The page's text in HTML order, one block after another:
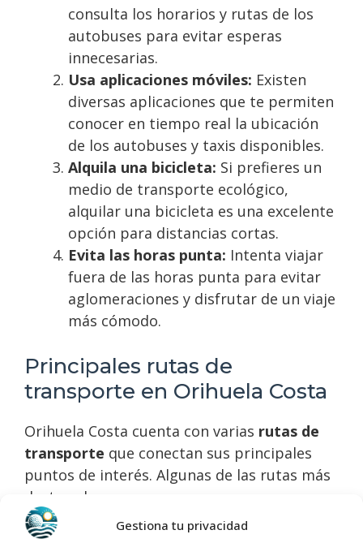
Gestiona tu privacidad
consulta los horarios y rutas de los
autobuses para evitar esperas
innecesarias.
Usa aplicaciones móviles: Existen
diversas aplicaciones que te permiten
conocer en tiempo real la ubicación
de los autobuses y taxis disponibles.
Alquila una bicicleta: Si prefieres un
medio de transporte ecológico,
alquilar una bicicleta es una excelente
opción para distancias cortas.
Evita las horas punta: Intenta viajar
fuera de las horas punta para evitar
aglomeraciones y disfrutar de un viaje
más cómodo.
Principales rutas de
transporte en Orihuela Costa
Orihuela Costa cuenta con varias rutas de
transporte que conectan sus principales
puntos de interés. Algunas de las rutas más
destacadas son: